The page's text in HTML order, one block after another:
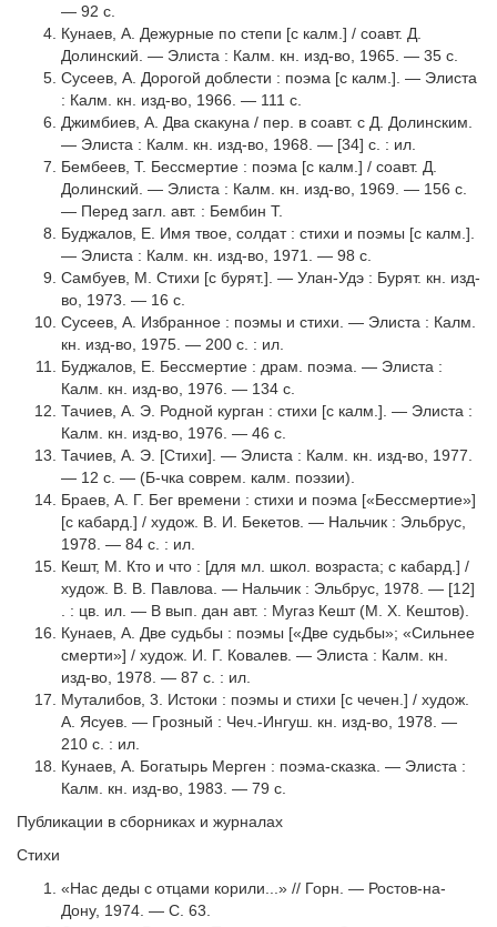
— 92 с.
Кунаев, А. Дежурные по степи [с калм.] / соавт. Д.
Долинский. — Элиста : Калм. кн. изд-во, 1965. — 35 с.
Сусеев, А. Дорогой доблести : поэма [с калм.]. — Элиста
: Калм. кн. изд-во, 1966. — 111 с.
Джимбиев, А. Два скакуна / пер. в соавт. с Д. Долинским.
— Элиста : Калм. кн. изд-во, 1968. — [34] с. : ил.
Бембеев, Т. Бессмертие : поэма [с калм.] / соавт. Д.
Долинский. — Элиста : Калм. кн. изд-во, 1969. — 156 с.
— Перед загл. авт. : Бембин Т.
Буджалов, Е. Имя твое, солдат : стихи и поэмы [с калм.].
— Элиста : Калм. кн. изд-во, 1971. — 98 с.
Самбуев, М. Стихи [с бурят.]. — Улан-Удэ : Бурят. кн. изд-
во, 1973. — 16 с.
Сусеев, А. Избранное : поэмы и стихи. — Элиста : Калм.
кн. изд-во, 1975. — 200 с. : ил.
Буджалов, Е. Бессмертие : драм. поэма. — Элиста :
Калм. кн. изд-во, 1976. — 134 с.
Тачиев, А. Э. Родной курган : стихи [с калм.]. — Элиста :
Калм. кн. изд-во, 1976. — 46 с.
Тачиев, А. Э. [Стихи]. — Элиста : Калм. кн. изд-во, 1977.
— 12 с. — (Б-чка соврем. калм. поэзии).
Браев, А. Г. Бег времени : стихи и поэма [«Бессмертие»]
[с кабард.] / худож. В. И. Бекетов. — Нальчик : Эльбрус,
1978. — 84 с. : ил.
Кешт, М. Кто и что : [для мл. школ. возраста; с кабард.] /
худож. В. В. Павлова. — Нальчик : Эльбрус, 1978. — [12]
. : цв. ил. — В вып. дан авт. : Мугаз Кешт (М. X. Кештов).
Кунаев, А. Две судьбы : поэмы [«Две судьбы»; «Сильнее
смерти»] / худож. И. Г. Ковалев. — Элиста : Калм. кн.
изд-во, 1978. — 87 с. : ил.
Муталибов, 3. Истоки : поэмы и стихи [с чечен.] / худож.
А. Ясуев. — Грозный : Чеч.-Ингуш. кн. изд-во, 1978. —
210 с. : ил.
Кунаев, А. Богатырь Мерген : поэма-сказка. — Элиста :
Калм. кн. изд-во, 1983. — 79 с.
Публикации в сборниках и журналах
Стихи
«Нас деды с отцами корили...» // Горн. — Ростов-на-
Дону, 1974. — С. 63.